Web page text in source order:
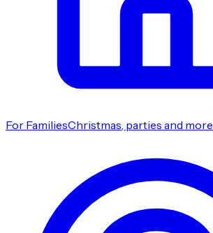
For FamiliesChristmas, parties and more